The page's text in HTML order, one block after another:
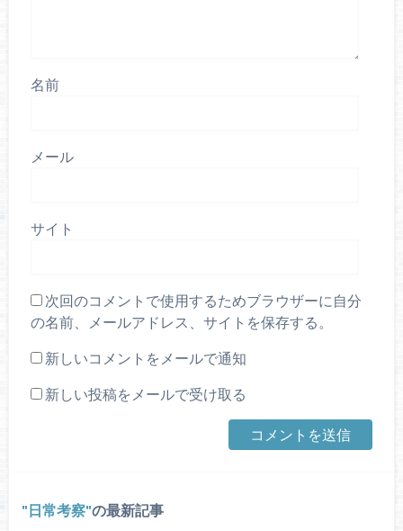
名前
メール
サイト
次回のコメントで使用するためブラウザーに自分
の名前、メールアドレス、サイトを保存する。
新しいコメントをメールで通知
新しい投稿をメールで受け取る
日常考察 の最新記事